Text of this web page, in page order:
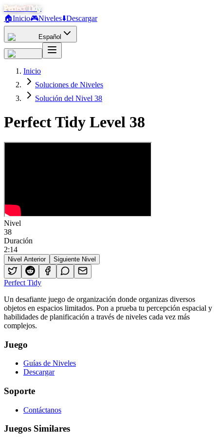
Perfect Tidy
🏠Inicio🎮Niveles⬇️Descargar
Español
Inicio
Soluciones de Niveles
Solución del Nivel 38
Perfect Tidy Level 38
Nivel
38
Duración
2:14
Nivel Anterior Siguiente Nivel
Perfect Tidy
Un desafiante juego de organización donde organizas diversos
objetos en espacios limitados. Pon a prueba tu percepción espacial y
habilidades de planificación a través de niveles cada vez más
complejos.
Juego
Guías de Niveles
Descargar
Soporte
Contáctanos
Juegos Similares